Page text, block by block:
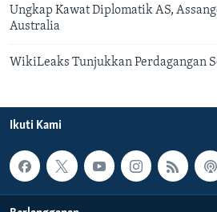
Ungkap Kawat Diplomatik AS,
Australia
WikiLeaks Tunjukkan Perdagangan
Ikuti Kami